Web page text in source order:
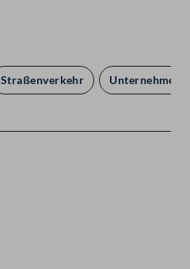
Straßenverkehr Unternehmen